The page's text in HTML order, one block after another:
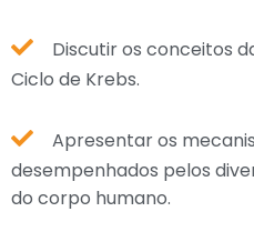
Discutir os conceitos
Ciclo de Krebs.
Apresentar os
desempenhados pelos
do corpo humano.